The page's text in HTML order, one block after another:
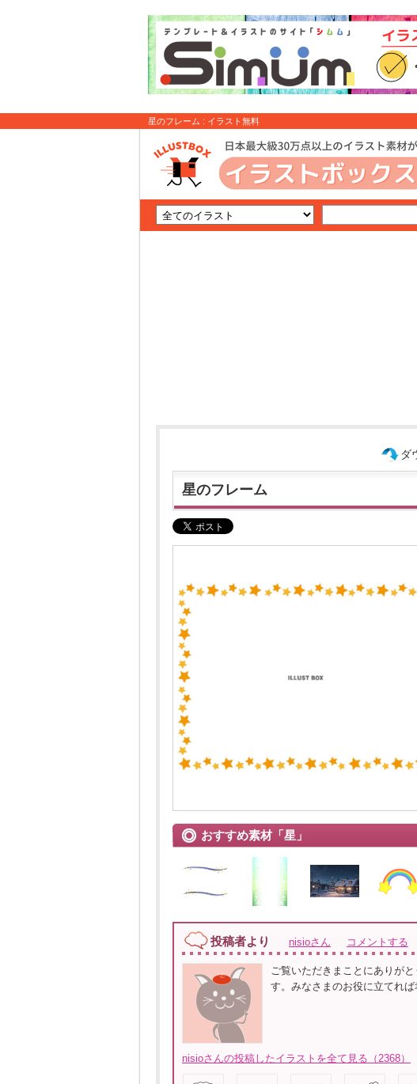
星のフレーム : イラスト無料
ダ
星のフレーム
おすすめ素材「星」
投稿者より nisioさん コメントする
ご覧いただきまことにありが
す。みなさまのお役に立てれば
nisioさんの投稿したイラストを全て見る（2368）